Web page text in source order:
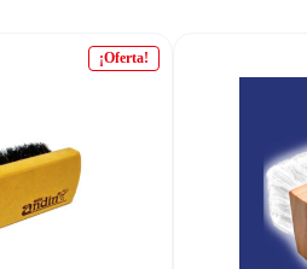
¡Oferta!